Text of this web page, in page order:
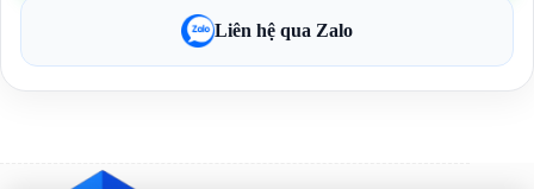
Liên hệ qua Zalo